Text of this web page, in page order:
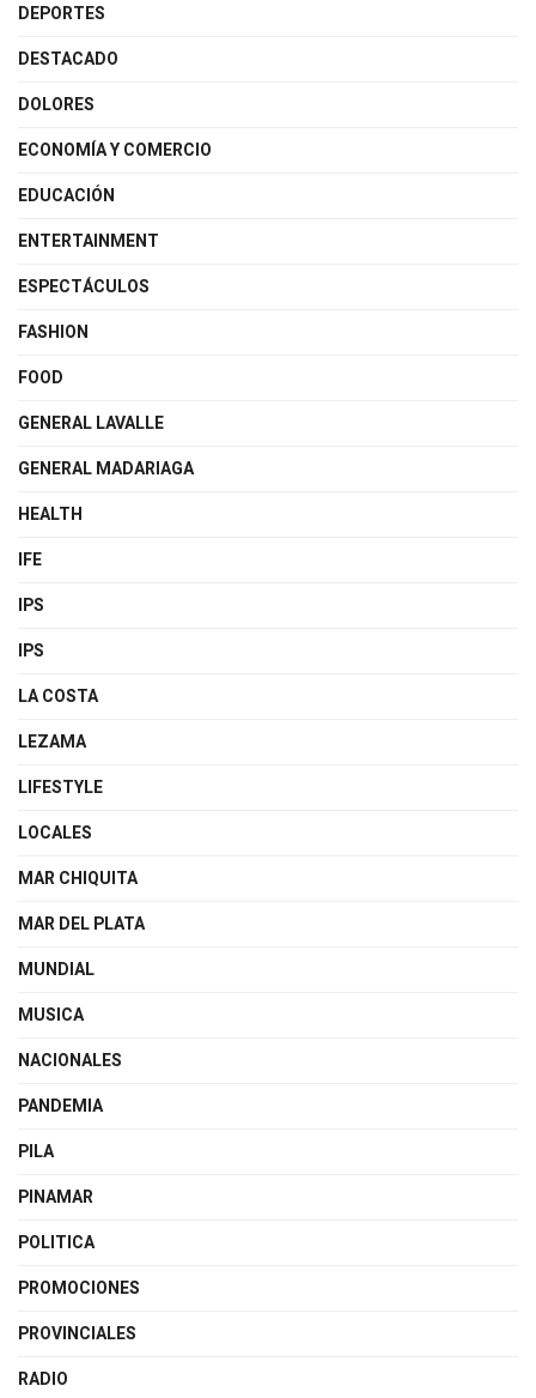
DEPORTES
DESTACADO
DOLORES
ECONOMÍA Y COMERCIO
EDUCACIÓN
ENTERTAINMENT
ESPECTÁCULOS
FASHION
FOOD
GENERAL LAVALLE
GENERAL MADARIAGA
HEALTH
IFE
IPS
IPS
LA COSTA
LEZAMA
LIFESTYLE
LOCALES
MAR CHIQUITA
MAR DEL PLATA
MUNDIAL
MUSICA
NACIONALES
PANDEMIA
PILA
PINAMAR
POLITICA
PROMOCIONES
PROVINCIALES
RADIO